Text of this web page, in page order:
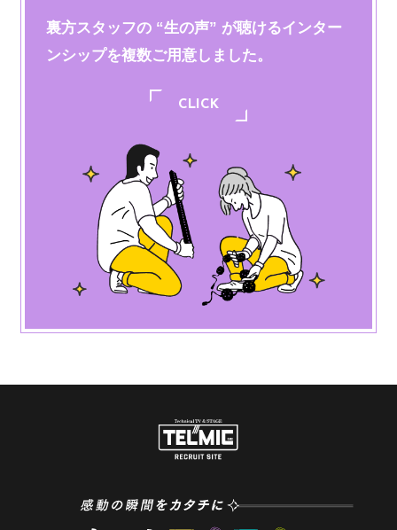
裏方スタッフの “生の声” が聴けるインター
ンシップを複数ご用意しました。
CLICK